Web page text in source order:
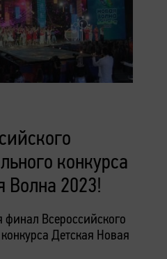
конкурса
Волна 2023!
финал Всероссийского
Детская Новая